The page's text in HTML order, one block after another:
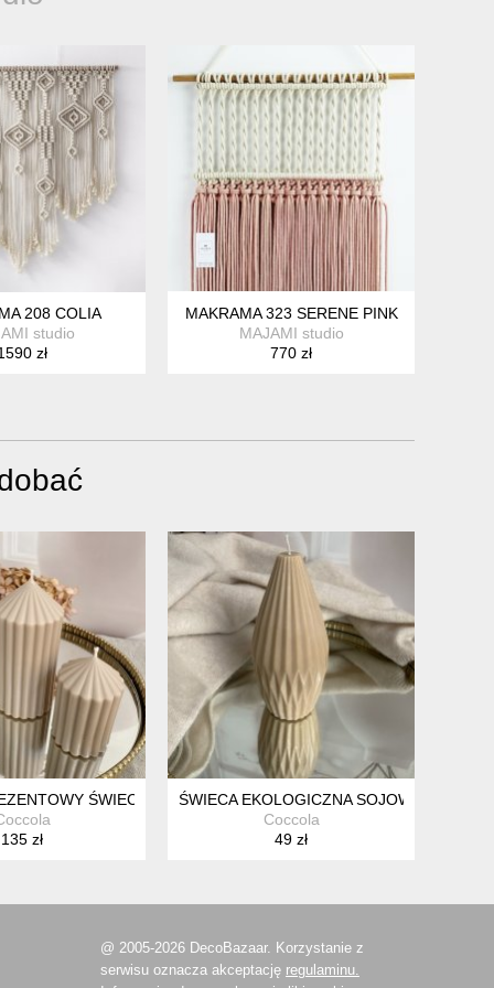
208 COLIA
studio
zł
MAKRAMA 323 SERENE PINK
MAJAMI studio
770 zł
W RAMCE ŚWIECE EKOLOGICZNE SOJOWE DEKORACYJNE
135 zł
ŚWIECA EKOLOGICZNA SOJOWA
Coccola
49 zł
@ 2005-2026 DecoBazaar. Korzystanie z
serwisu oznacza akceptację regulaminu.